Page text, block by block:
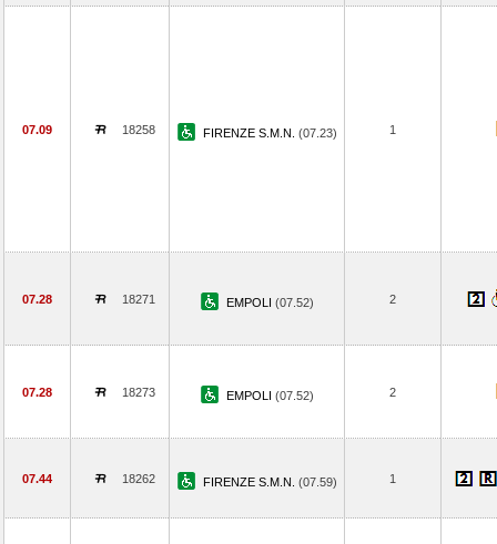
07.09 18258 FIRENZE S.M.N. (07.23) 1
07.28 18271 EMPOLI (07.52) 2
07.28 18273 EMPOLI (07.52) 2
07.44 18262 FIRENZE S.M.N. (07.59) 1